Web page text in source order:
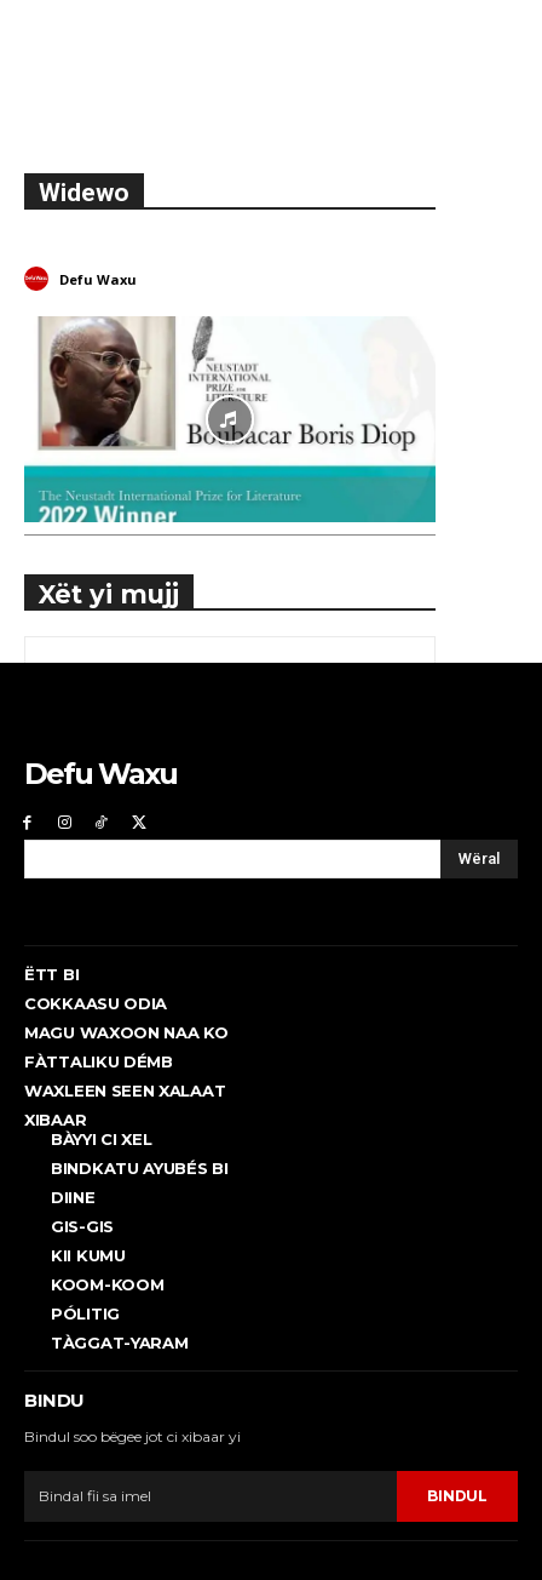
Widewo
Defu Waxu
Xët yi mujj
Defu Waxu
Wëral
ËTT BI
COKKAASU ODIA
MAGU WAXOON NAA KO
FÀTTALIKU DÉMB
WAXLEEN SEEN XALAAT
XIBAAR
BÀYYI CI XEL
BINDKATU AYUBÉS BI
DIINE
GIS-GIS
KII KUMU
KOOM-KOOM
PÓLITIG
TÀGGAT-YARAM
BINDU
Bindul soo bëgee jot ci xibaar yi
BINDUL